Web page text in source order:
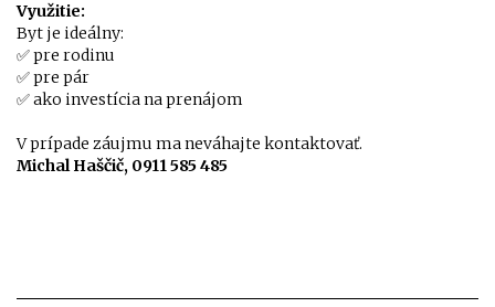
Využitie:
Byt je ideálny:
✅ pre rodinu
✅ pre pár
✅ ako investícia na prenájom
V prípade záujmu ma neváhajte kontaktovať.
Michal Haščič, 0911 585 485